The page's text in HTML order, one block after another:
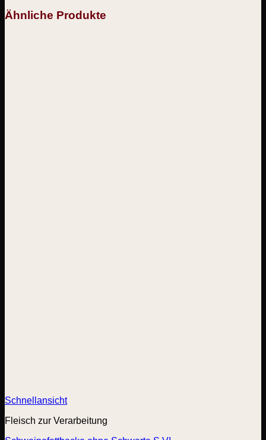
Ähnliche Produkte
Schnellansicht
Fleisch zur Verarbeitung